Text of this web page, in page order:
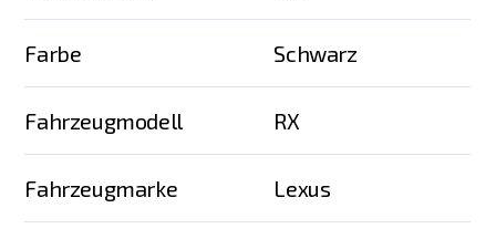
Farbe Schwarz
Fahrzeugmodell RX
Fahrzeugmarke Lexus